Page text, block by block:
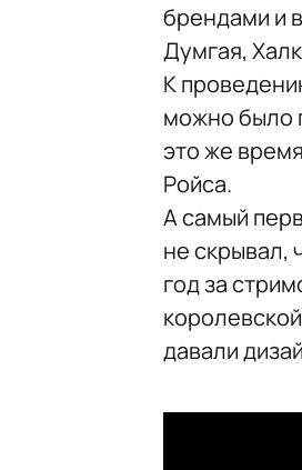
брендами и
Думгая,
К
можно было
это же
Ройса.
А самый
не скрывал,
год за
давали